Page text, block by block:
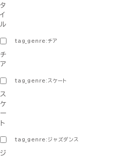
タ
イ
ル
tag_genre:チア
チ
ア
tag_genre:スケート
ス
ケ
ー
ト
tag_genre:ジャズダンス
ジ